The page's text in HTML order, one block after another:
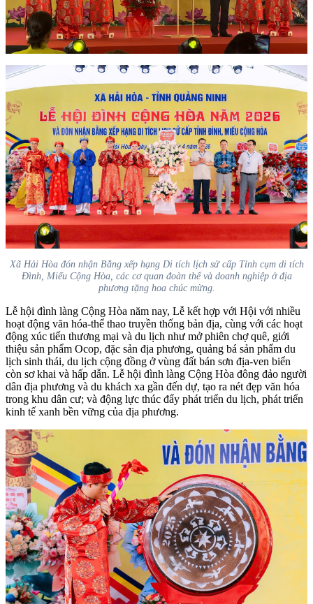
Xã Hải Hòa đón nhận Bằng xếp hạng Di tích lịch sử cấp Tỉnh cụm di tích
Đình, Miếu Cộng Hòa, các cơ quan đoàn thể và doanh nghiệp ở địa
phương tặng hoa chúc mừng.
Lễ hội đình làng Cộng Hòa năm nay, Lễ kết hợp với Hội với nhiều
hoạt động văn hóa-thể thao truyền thống bản địa, cùng với các hoạt
động xúc tiến thương mại và du lịch như mở phiên chợ quê, giới
thiệu sản phẩm Ocop, đặc sản địa phương, quảng bá sản phẩm du
lịch sinh thái, du lịch cộng đồng ở vùng đất bán sơn địa-ven biển
còn sơ khai và hấp dẫn. Lễ hội đình làng Cộng Hòa đông đảo người
dân địa phương và du khách xa gần đến dự, tạo ra nét đẹp văn hóa
trong khu dân cư; và động lực thúc đẩy phát triển du lịch, phát triển
kinh tế xanh bền vững của địa phương.